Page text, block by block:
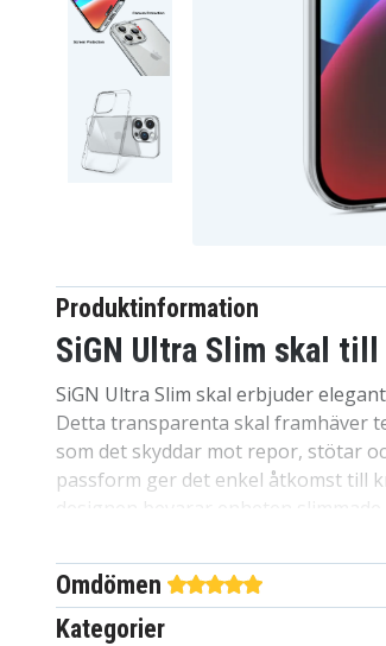
Produktinformation
SiGN Ultra Slim skal
SiGN Ultra Slim skal erbjuder
Detta transparenta skal framhäver
som det skyddar mot repor, stötar
passform ger det enkel åtkomst till
designen bevarar enheten
hantering. Förbättra telefonens
skal – perfekt för vardagsskydd
Egenskaper:
Omdömen
Kategorier